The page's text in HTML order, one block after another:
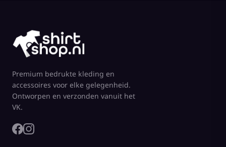
Premium bedrukte kleding en
accessoires voor elke gelegenheid.
Ontworpen en verzonden vanuit het
VK.